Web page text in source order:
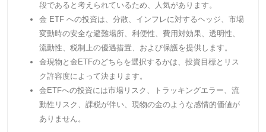
段であると考えられているため、人気があります。
金 ETF への投資は、分散、インフレに対するヘッジ、市場
変動時の安全な避難場所、利便性、費用対効果、透明性、
流動性、税制上の優遇措置、および保護を提供します。
金現物と金ETFのどちらを選択するかは、投資目標とリス
ク許容度によって決まります。
金ETFへの投資には市場リスク、トラッキングエラー、流
動性リスク、課税が伴い、現物の金のような感情的価値が
ありません。